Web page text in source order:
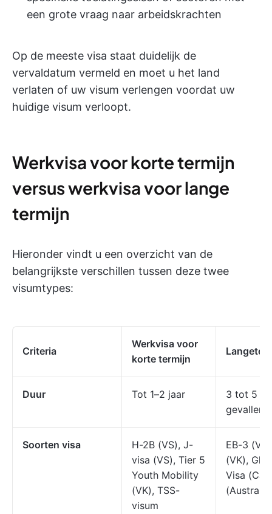
een grote vraag naar arbeidskrachten
Op de meeste visa staat duidelijk de
vervaldatum vermeld en moet u het land
verlaten of uw visum verlengen voordat uw
huidige visum verloopt.
Werkvisa voor korte termijn
versus werkvisa voor lange
termijn
Hieronder vindt u een overzicht van de
belangrijkste verschillen tussen deze twee
visumtypes:
Criteria
Werkvisa voor
korte termijn
Duur Tot 1–2 jaar
3 tot 5
gevallen
Soorten visa
H-2B (VS), J-
visa (VS), Tier 5
Youth Mobility
(VK), TSS-
visum
EB-3
(VK),
Visa